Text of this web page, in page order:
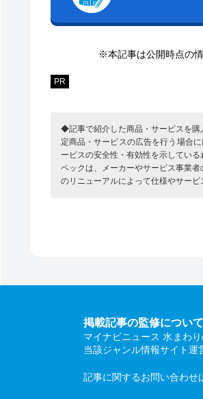
※本記事は公開時点の
PR
◆記事で紹介した商品・サービスを
定商品・サービスの広告を行う場合
ービスの安全性・有効性を示してい
ペックは、メーカーやサービス事業
のリニューアルによって仕様やサー
掲載記事の監修について
マイナビニュース 水まわ
当該ジャンル情報サイト運
記事に関するお問い合わせ